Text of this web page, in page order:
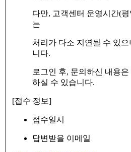
다만, 고객센터 운영시간(평
는
처리가 다소 지연될 수 있
니다.
로그인 후, 문의하신 내용
하실 수 있습니다.
[접수 정보]
접수일시
답변받을 이메일